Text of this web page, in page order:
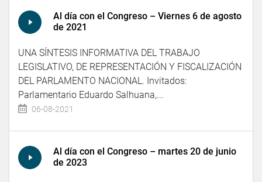
Al día con el Congreso – Viernes 6 de agosto
de 2021
UNA SÍNTESIS INFORMATIVA DEL TRABAJO
LEGISLATIVO, DE REPRESENTACIÓN Y FISCALIZACIÓN
DEL PARLAMENTO NACIONAL. Invitados:
Parlamentario Eduardo Salhuana,...
06-08-2021
Al día con el Congreso – martes 20 de junio
de 2023